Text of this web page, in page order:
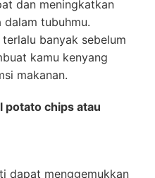
dan meningkatkan
tubuhmu.
banyak sebelum
kamu kenyang
makanan.
potato chips atau
dapat menggemukkan